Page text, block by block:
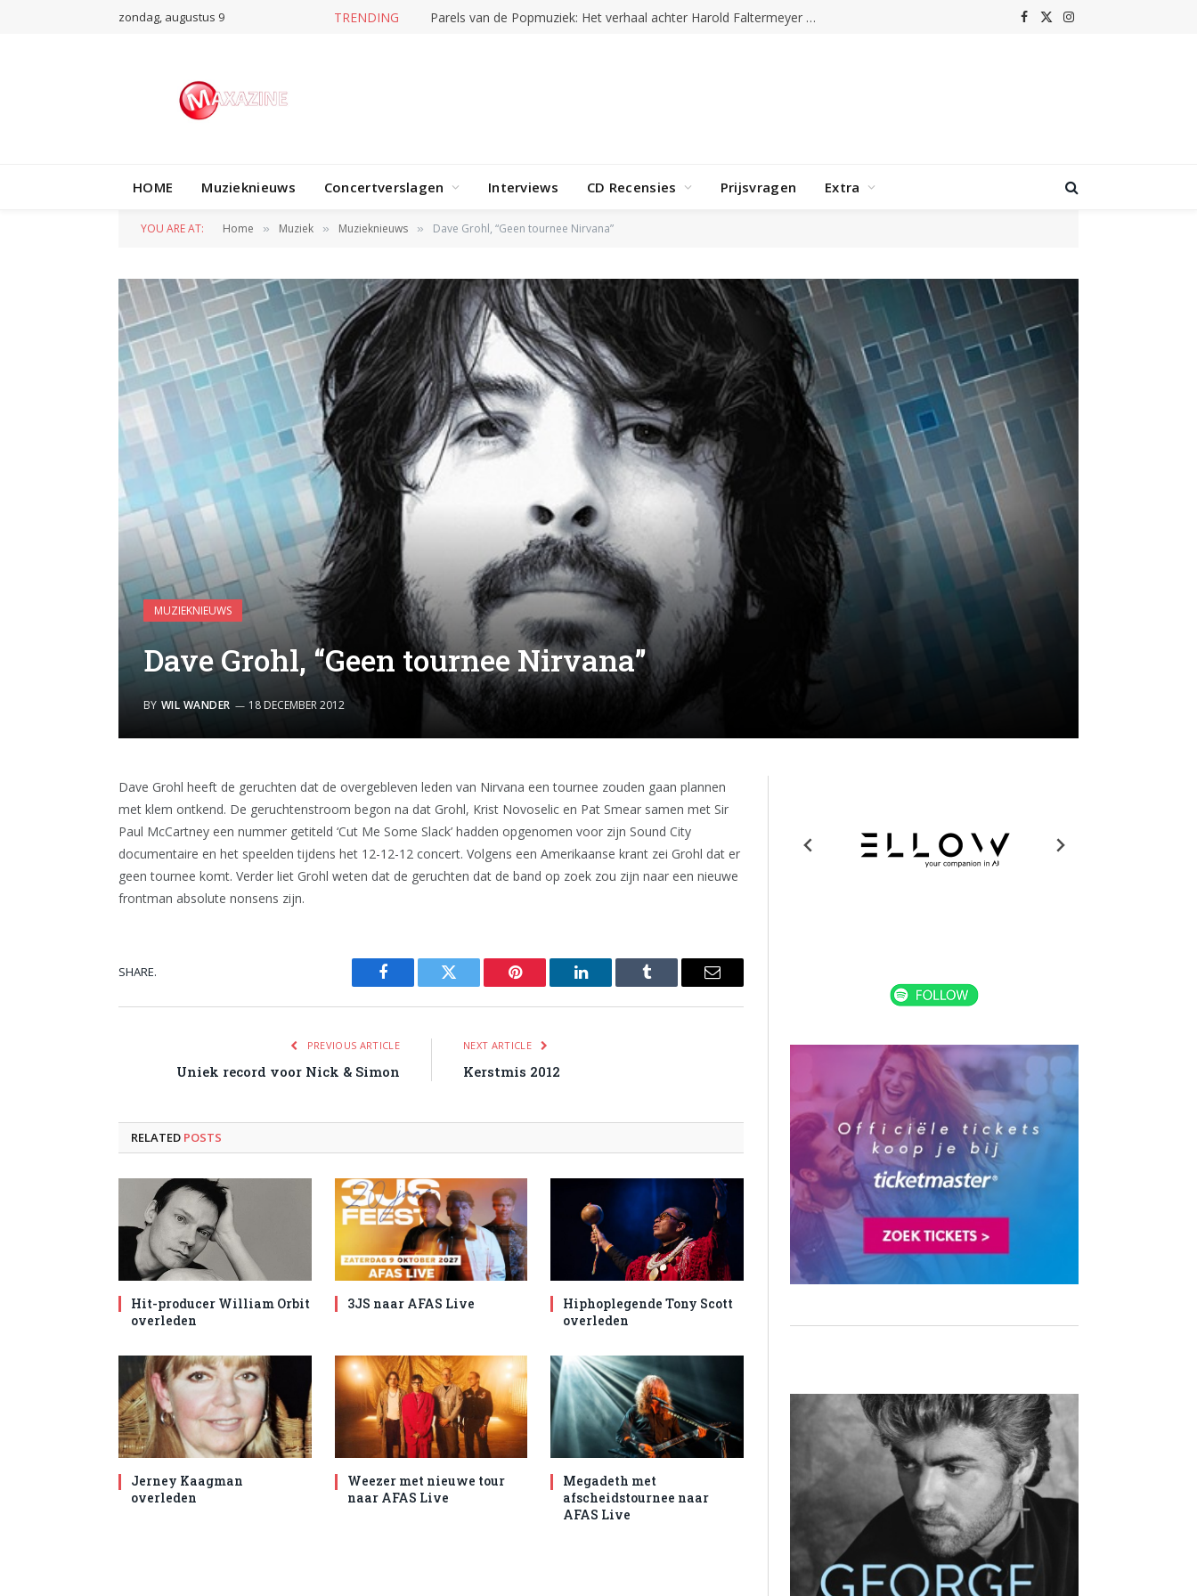
zondag, augustus 9 TRENDING Parels van de Popmuziek: Het verhaal achter Harold Faltermeyer – ‘Axel F’ Facebook
X
Instagram
HOME Muzieknieuws Concertverslagen Interviews CD Recensies Prijsvragen Extra
YOU ARE AT: Home » Muziek » Muzieknieuws » Dave Grohl, “Geen tournee Nirvana”
MUZIEKNIEUWS
Dave Grohl, “Geen tournee Nirvana”
BY WIL WANDER 18 DECEMBER 2012
Dave Grohl heeft de geruchten dat de overgebleven leden van Nirvana een tournee zouden gaan plannen
met klem ontkend. De geruchtenstroom begon na dat Grohl, Krist Novoselic en Pat Smear samen met Sir
Paul McCartney een nummer getiteld ‘Cut Me Some Slack’ hadden opgenomen voor zijn Sound City
documentaire en het speelden tijdens het 12-12-12 concert. Volgens een Amerikaanse krant zei Grohl dat er
geen tournee komt. Verder liet Grohl weten dat de geruchten dat de band op zoek zou zijn naar een nieuwe
frontman absolute nonsens zijn.
SHARE.
Facebook Twitter Pinterest LinkedIn Tumblr Email
PREVIOUS ARTICLE
Uniek record voor Nick & Simon
NEXT ARTICLE
Kerstmis 2012
RELATED POSTS
Hit-producer William Orbit
overleden
3JS naar AFAS Live
Hiphoplegende Tony Scott
overleden
Jerney Kaagman
overleden
Weezer met nieuwe tour
naar AFAS Live
Megadeth met
afscheidstournee naar
AFAS Live